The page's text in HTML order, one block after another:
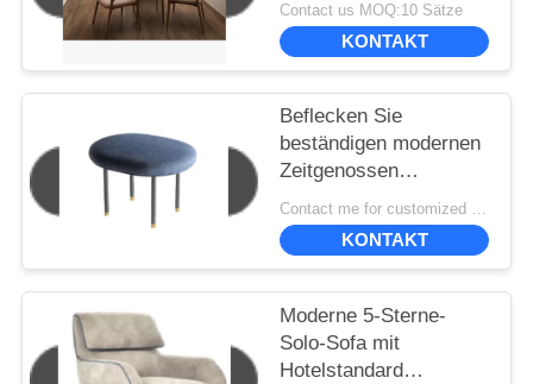
Contact us MOQ:10 Sätze
KONTAKT
Beflecken Sie
beständigen modernen
Zeitgenossen
gepolstert, Stühle
speisend 50*40*45cm
Contact me for customized MOQ:10
KONTAKT
Moderne 5-Sterne-
Solo-Sofa mit
Hotelstandard